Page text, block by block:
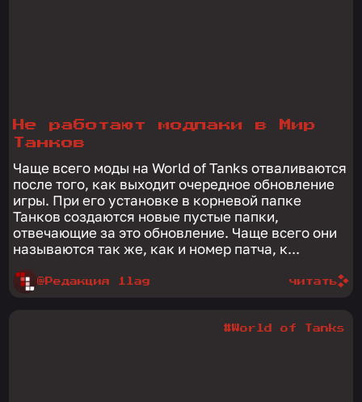
Не работают модпаки в Мир
Танков
Чаще всего моды на World of Tanks отваливаются
после того, как выходит очередное обновление
игры. При его установке в корневой папке
Танков создаются новые пустые папки,
отвечающие за это обновление. Чаще всего они
называются так же, как и номер патча, к...
@Редакция 1lag читать
#World of Tanks